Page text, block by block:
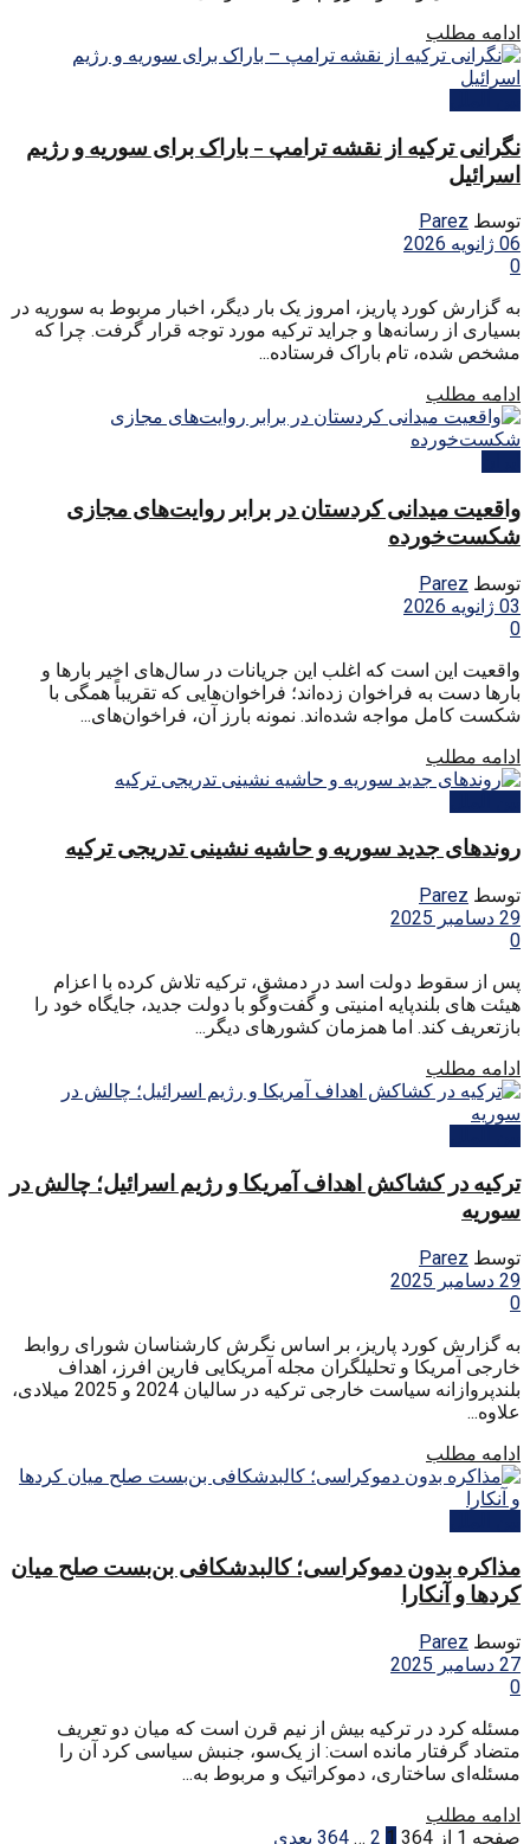
ادامه مطلب
نگرانی ترکیه از نقشه ترامپ – باراک برای سوریه و رژیم
اسرائیل
توسط Parez
06 ژانویه 2026
0
به گزارش کورد پاریز، امروز یک بار دیگر، اخبار مربوط به سوریه در
بسیاری از رسانه‌ها و جراید ترکیه مورد توجه قرار گرفت. چرا که
مشخص شده، تام باراک فرستاده...
ادامه مطلب
واقعیت میدانی کردستان در برابر روایت‌های مجازی
شکست‌خورده
توسط Parez
03 ژانویه 2026
0
واقعیت این است که اغلب این جریانات در سال‌های اخیر بارها و
بارها دست به فراخوان زده‌اند؛ فراخوان‌هایی که تقریباً همگی با
شکست کامل مواجه شده‌اند. نمونه بارز آن، فراخوان‌های...
ادامه مطلب
روندهای جدید سوریه و حاشیه‌ نشینی تدریجی ترکیه
توسط Parez
29 دسامبر 2025
0
پس از سقوط دولت اسد در دمشق، ترکیه تلاش کرده با اعزام
هیئت‌ های بلندپایه امنیتی و گفت‌وگو با دولت جدید، جایگاه خود را
بازتعریف کند. اما همزمان کشورهای دیگر...
ادامه مطلب
ترکیه در کشاکش اهداف آمریکا و رژیم اسرائیل؛ چالش در
سوریه
توسط Parez
29 دسامبر 2025
0
به گزارش کورد پاریز، بر اساس نگرش کارشناسان شورای روابط
خارجی آمریکا و تحلیلگران مجله آمریکایی فارین افرز، اهداف
بلندپروازانه سیاست خارجی ترکیه در سالیان 2024 و 2025 میلادی،
علاوه...
ادامه مطلب
مذاکره بدون دموکراسی؛ کالبدشکافی بن‌بست صلح میان
کردها و آنکارا
توسط Parez
27 دسامبر 2025
0
مسئله کرد در ترکیه بیش از نیم قرن است که میان دو تعریف
متضاد گرفتار مانده است: از یک‌سو، جنبش سیاسی کرد آن را
مسئله‌ای ساختاری، دموکراتیک و مربوط به...
ادامه مطلب
صفحه 1 از 364
1
2
…
364 بعدی